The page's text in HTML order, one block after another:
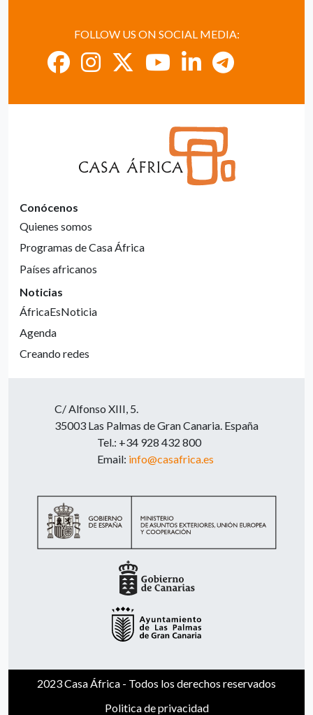
FOLLOW US ON SOCIAL MEDIA:
Conócenos
Quienes somos
Programas de Casa África
Países africanos
Noticias
ÁfricaEsNoticia
Agenda
Creando redes
C/ Alfonso XIII, 5.
35003 Las Palmas de Gran Canaria. España
Tel.: +34 928 432 800
Email: info@casafrica.es
2023 Casa África - Todos los derechos reservados
Politica de privacidad